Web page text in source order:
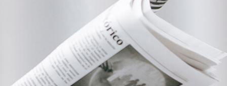
PERSONAL LABORAL
COMLL
SALUD Y APOYO AL
AGENCIA DE
VIDA
PROFESIONAL
OFERTAS Y
TRANSPARENCIA
TRÁMITES CONSULTA
MÉDICA